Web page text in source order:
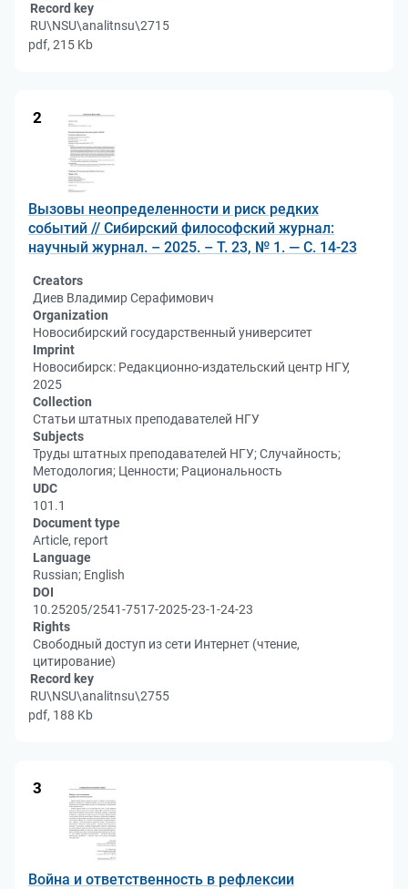
Record key
RU\NSU\analitnsu\2715
pdf, 215 Kb
2
Вызовы неопределенности и риск редких
событий // Сибирский философский журнал:
научный журнал. – 2025. – Т. 23, № 1. — С. 14-23
Creators
Диев Владимир Серафимович
Organization
Новосибирский государственный университет
Imprint
Новосибирск: Редакционно-издательский центр НГУ,
2025
Collection
Статьи штатных преподавателей НГУ
Subjects
Труды штатных преподавателей НГУ; Случайность;
Методология; Ценности; Рациональность
UDC
101.1
Document type
Article, report
Language
Russian; English
DOI
10.25205/2541-7517-2025-23-1-24-23
Rights
Свободный доступ из сети Интернет (чтение,
цитирование)
Record key
RU\NSU\analitnsu\2755
pdf, 188 Kb
3
Война и ответственность в рефлексии